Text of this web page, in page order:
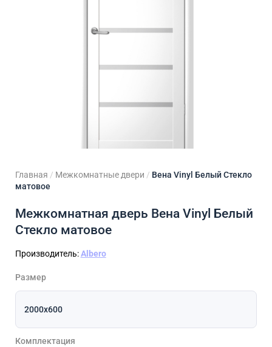
Главная / Межкомнатные двери / Вена Vinyl Белый Стекло
матовое
Межкомнатная дверь Вена Vinyl Белый
Стекло матовое
Производитель:Albero
Размер
Комплектация